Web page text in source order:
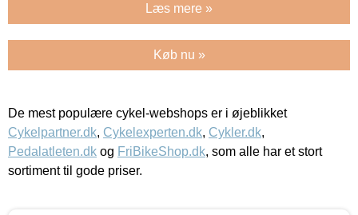
Læs mere »
Køb nu »
De mest populære cykel-webshops er i øjeblikket
Cykelpartner.dk, Cykelexperten.dk, Cykler.dk,
Pedalatleten.dk og FriBikeShop.dk, som alle har et stort
sortiment til gode priser.